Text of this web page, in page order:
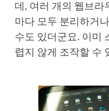
데, 여러 개의 웹브라
마다 모두 분리하거
수도 있더군요. 이미
렵지 않게 조작할 수